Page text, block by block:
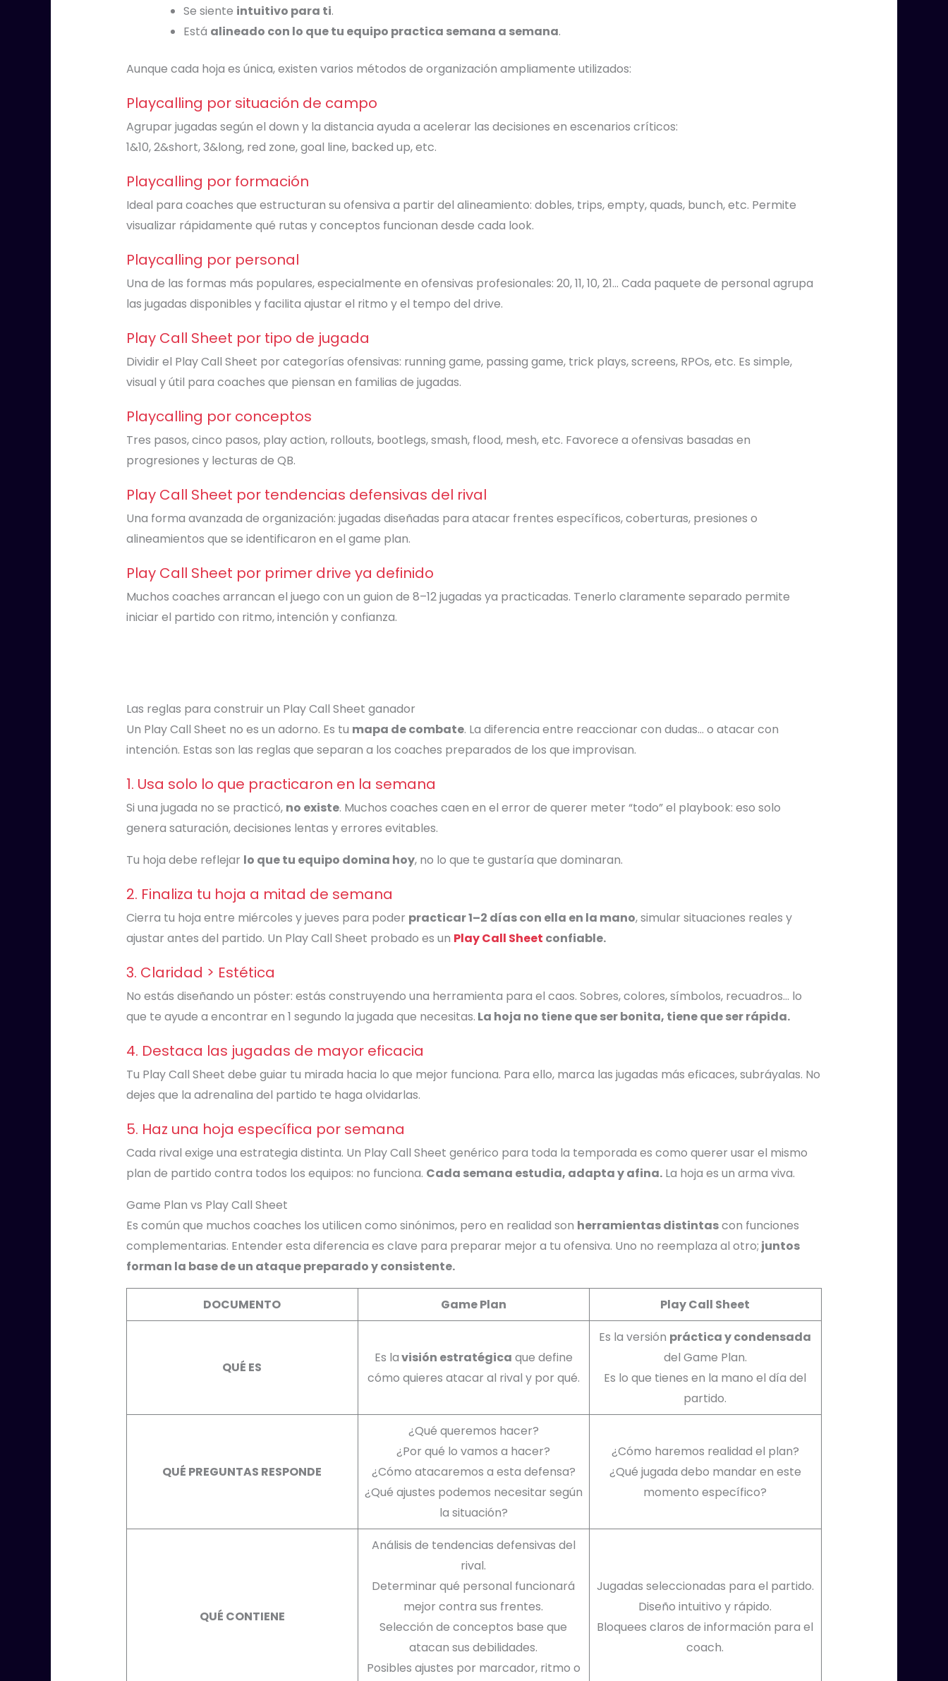
Se siente intuitivo para ti.
Está alineado con lo que tu equipo practica semana a semana.
Aunque cada hoja es única, existen varios métodos de organización ampliamente utilizados:
Playcalling por situación de campo
Agrupar jugadas según el down y la distancia ayuda a acelerar las decisiones en escenarios críticos:
1&10, 2&short, 3&long, red zone, goal line, backed up, etc.
Playcalling por formación
Ideal para coaches que estructuran su ofensiva a partir del alineamiento: dobles, trips, empty, quads, bunch, etc. Permite
visualizar rápidamente qué rutas y conceptos funcionan desde cada look.
Playcalling por personal
Una de las formas más populares, especialmente en ofensivas profesionales: 20, 11, 10, 21… Cada paquete de personal agrupa
las jugadas disponibles y facilita ajustar el ritmo y el tempo del drive.
Play Call Sheet por tipo de jugada
Dividir el Play Call Sheet por categorías ofensivas: running game, passing game, trick plays, screens, RPOs, etc. Es simple,
visual y útil para coaches que piensan en familias de jugadas.
Playcalling por conceptos
Tres pasos, cinco pasos, play action, rollouts, bootlegs, smash, flood, mesh, etc. Favorece a ofensivas basadas en
progresiones y lecturas de QB.
Play Call Sheet por tendencias defensivas del rival
Una forma avanzada de organización: jugadas diseñadas para atacar frentes específicos, coberturas, presiones o
alineamientos que se identificaron en el game plan.
Play Call Sheet por primer drive ya definido
Muchos coaches arrancan el juego con un guion de 8–12 jugadas ya practicadas. Tenerlo claramente separado permite
iniciar el partido con ritmo, intención y confianza.
Las reglas para construir un Play Call Sheet ganador
Un Play Call Sheet no es un adorno. Es tu mapa de combate. La diferencia entre reaccionar con dudas… o atacar con
intención. Estas son las reglas que separan a los coaches preparados de los que improvisan.
1. Usa solo lo que practicaron en la semana
Si una jugada no se practicó, no existe. Muchos coaches caen en el error de querer meter “todo” el playbook: eso solo
genera saturación, decisiones lentas y errores evitables.
Tu hoja debe reflejar lo que tu equipo domina hoy, no lo que te gustaría que dominaran.
2. Finaliza tu hoja a mitad de semana
Cierra tu hoja entre miércoles y jueves para poder practicar 1–2 días con ella en la mano, simular situaciones reales y
ajustar antes del partido. Un Play Call Sheet probado es un Play Call Sheet confiable.
3. Claridad > Estética
No estás diseñando un póster: estás construyendo una herramienta para el caos. Sobres, colores, símbolos, recuadros… lo
que te ayude a encontrar en 1 segundo la jugada que necesitas. La hoja no tiene que ser bonita, tiene que ser rápida.
4. Destaca las jugadas de mayor eficacia
Tu Play Call Sheet debe guiar tu mirada hacia lo que mejor funciona. Para ello, marca las jugadas más eficaces, subráyalas. No
dejes que la adrenalina del partido te haga olvidarlas.
5. Haz una hoja específica por semana
Cada rival exige una estrategia distinta. Un Play Call Sheet genérico para toda la temporada es como querer usar el mismo
plan de partido contra todos los equipos: no funciona. Cada semana estudia, adapta y afina.La hoja es un arma viva.
Game Plan vs Play Call Sheet
Es común que muchos coaches los utilicen como sinónimos, pero en realidad son herramientas distintascon funciones
complementarias. Entender esta diferencia es clave para preparar mejor a tu ofensiva. Uno no reemplaza al otro; juntos
forman la base de un ataque preparado y consistente.
DOCUMENTO Game Plan Play Call Sheet
QUÉ ES
Es lavisión estratégica que define
cómo quieres atacar al rival y por qué.
Es la versión práctica y condensada
del Game Plan.
Es lo que tienes en la mano el día del
partido.
QUÉ PREGUNTAS RESPONDE
¿Qué queremos hacer?
¿Por qué lo vamos a hacer?
¿Cómo atacaremos a esta defensa?
¿Qué ajustes podemos necesitar según
la situación?
¿Cómo haremos realidad el plan?
¿Qué jugada debo mandar en este
momento específico?
QUÉ CONTIENE
Análisis de tendencias defensivas del
rival.
Determinar qué personal funcionará
mejor contra sus frentes.
Selección de conceptos base que
atacan sus debilidades.
Posibles ajustes por marcador, ritmo o
Jugadas seleccionadas para el partido.
Diseño intuitivo y rápido.
Bloquees claros de información para el
coach.